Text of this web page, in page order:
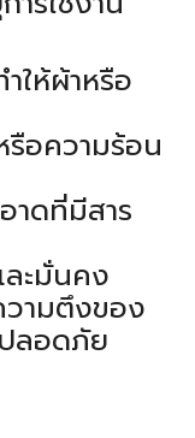
ให้ผ้าหรือ
รือความร้อน
าดที่มีสาร
ะมั่นคง
วามตึงของ
ลอดภัย